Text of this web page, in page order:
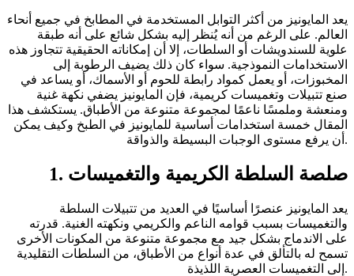
يعد المايونيز من أكثر التوابل المستخدمة في المطابخ في جميع أنحاء
العالم. على الرغم من أنه يُنظر إليه بشكل شائع على أنه طبقة
علوية للسندويشات أو السلطات، إلا أن إمكاناته الحقيقية تتجاوز هذه
الاستخدامات النموذجية. سواء كان ذلك يضيف الرطوبة إلى
المخبوزات، أو يعمل كمواد رابطة للحوم أو الأسماك، أو يساعد في
صنع تتبيلات وتغميسات كريمية، فإن المايونيز يضفي نكهة غنية
ومنعشة وملمسًا ناعمًا لمجموعة متنوعة من الأطباق. يستكشف هذا
المقال خمسة استخدامات أساسية للمايونيز في الطبخ وكيف يمكن
أن يرفع مستوى الوجبات البسيطة والذواقة.
1. صلصة السلطة الكريمية والتغميسات
يعد المايونيز عنصرًا أساسيًا في العديد من تتبيلات السلطة
والتغميسات بسبب قوامه الناعم والكريمي ونكهته الغنية. قدرته
على الاندماج بشكل جيد مع مجموعة متنوعة من المكونات الأخرى
تسمح له بالتألق في عدة أنواع من الأطباق، من السلطات التقليدية
إلى التغميسات العصرية اللذيذة.